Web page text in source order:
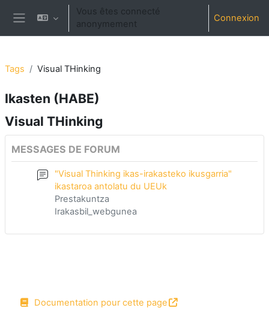
Passer au contenu principal
Panneau latéral
Vous êtes connecté
anonymement
Connexion
Tags Visual THinking
Ikasten (HABE)
Visual THinking
MESSAGES DE FORUM
"Visual Thinking ikas-irakasteko ikusgarria"
ikastaroa antolatu du UEUk
Prestakuntza
Irakasbil_webgunea
Documentation pour cette page